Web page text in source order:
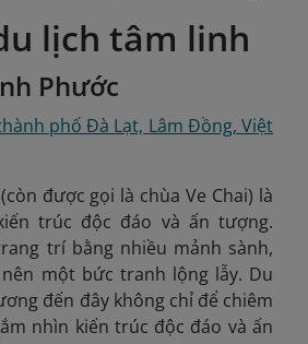
lịch tâm linh
Phước
phố Đà Lạt, Lâm Đồng, Việt
được gọi là chùa Ve Chai) là
trúc độc đáo và ấn tượng.
trí bằng nhiều mảnh sành,
một bức tranh lộng lẫy. Du
đến đây không chỉ để chiêm
nhìn kiến trúc độc đáo và ấn